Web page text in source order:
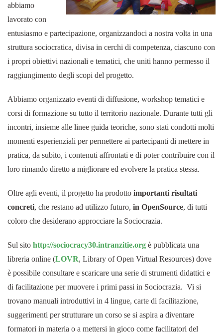
abbiamo
lavorato con
entusiasmo e partecipazione, organizzandoci a nostra volta in una
struttura sociocratica, divisa in cerchi di competenza, ciascuno con
i propri obiettivi nazionali e tematici, che uniti hanno permesso il
raggiungimento degli scopi del progetto.
Abbiamo organizzato eventi di diffusione, workshop tematici e
corsi di formazione su tutto il territorio nazionale. Durante tutti gli
incontri, insieme alle linee guida teoriche, sono stati condotti molti
momenti esperienziali per permettere ai partecipanti di mettere in
pratica, da subito, i contenuti affrontati e di poter contribuire con il
loro rimando diretto a migliorare ed evolvere la pratica stessa.
Oltre agli eventi, il progetto ha prodotto importanti risultati
concreti, che restano ad utilizzo futuro, in OpenSource, di tutti
coloro che desiderano approcciare la Sociocrazia.
Sul sito http://sociocracy30.intranzitie.org è pubblicata una
libreria online (LOVR, Library of Open Virtual Resources) dove
è possibile consultare e scaricare una serie di strumenti didattici e
di facilitazione per muovere i primi passi in Sociocrazia. Vi si
trovano manuali introduttivi in 4 lingue, carte di facilitazione,
suggerimenti per strutturare un corso se si aspira a diventare
formatori in materia o a mettersi in gioco come facilitatori del